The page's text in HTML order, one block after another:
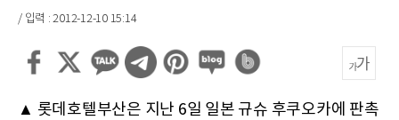
/ 입력 : 2012-12-10 15:14
▲ 롯데호텔부산은 지난 6일 일본 규슈 후쿠오카에 판촉